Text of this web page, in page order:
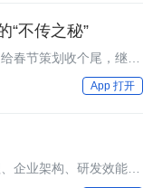
“不传之秘”
春节策划收个尾，继续
App 打开
企业架构、研发效能提